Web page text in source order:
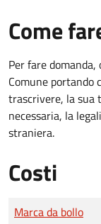
Come
Per fare
Comune portando
trascrivere, la sua
necessaria, la
straniera.
Costi
Tipo di pagamento
Importo
Marca da bollo